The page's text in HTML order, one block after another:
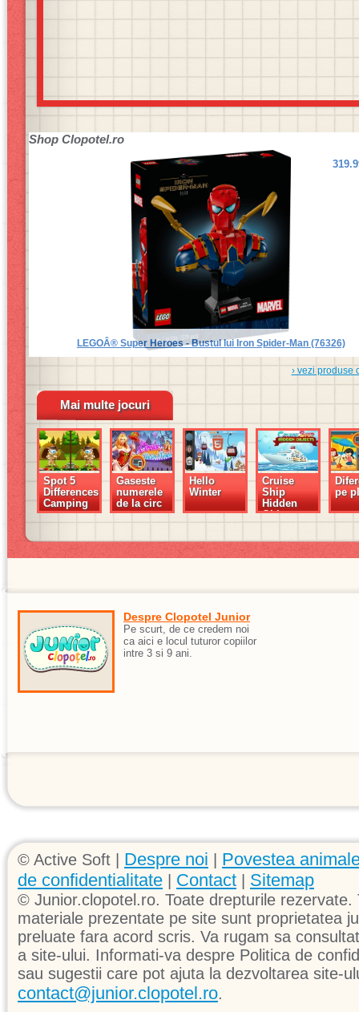
Shop Clopotel.ro
LEGOÂ® Super Heroes - Bustul lui Iron Spider-Man (76326)
› vezi produse
Mai multe jocuri
Spot 5
Differences
Camping
Gaseste
numerele
de la circ
Hello
Winter
Cruise
Ship
Hidden
Objects
pe
Despre Clopotel Junior
Pe scurt, de ce credem noi
ca aici e locul tuturor copiilor
intre 3 si 9 ani.
© Active Soft | Despre noi
Povestea
de confidentialitate
Contact Sitemap
© Junior.clopotel.ro. Toate drepturile
materiale prezentate pe site sunt proprietatea
preluate fara acord scris. Va rugam sa
a site-ului. Informati-va despre Politica de
sau sugestii care pot ajuta la dezvoltarea site-
contact@junior.clopotel.ro.